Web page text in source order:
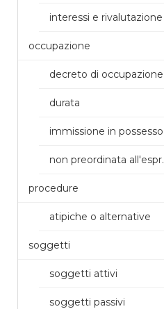
interessi e rivalutazione
occupazione
decreto di occupazione
durata
immissione in possesso
non preordinata all'espr.
procedure
atipiche o alternative
soggetti
soggetti attivi
soggetti passivi